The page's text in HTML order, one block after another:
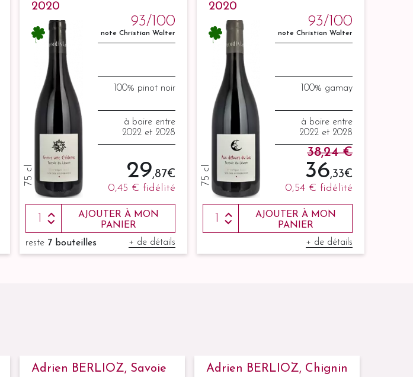
2020
75 cl
93/100
note Christian Walter
100% pinot noir
à boire entre
2022 et 2028
29,87 €
0,45 € fidélité
AJOUTER À MON
PANIER
reste 7 bouteilles + de détails
2020
75 cl
93/100
note Christian Walter
100% gamay
à boire entre
2022 et 2028
38,24 €
36,33 €
0,54 € fidélité
AJOUTER À MON
PANIER
+ de détails
Adrien BERLIOZ, Savoie
Adrien BERLIOZ, Chignin